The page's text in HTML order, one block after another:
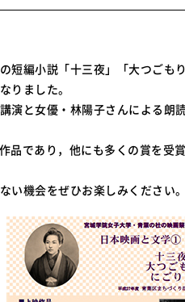
短編小説「十三夜」「大つごも
りました。
演と女優・林陽子さんによる朗
品であり，他にも多くの賞を受
い機会をぜひお楽しみください。